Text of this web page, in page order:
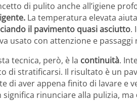
di pulito anche all’igiene
La temperatura elevata
il pavimento quasi asciutto.
usato con attenzione e passaggi
tecnica, però, è la continuità.
di stratificarsi. Il risultato è un
di aver appena finito di lavare e
rinunciare alla pulizia, ma